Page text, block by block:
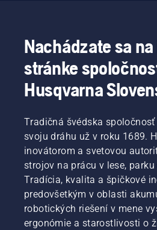
Nachádzate sa
stránke
Husqvarna
Tradičná švédska
svoju dráhu už v roku 1689.
inovátorom a svetovou
strojov na prácu v lese, parku
Tradícia, kvalita a špičkové
predovšetkým v oblasti
robotických riešení v mene
ergonómie a starostlivosti o